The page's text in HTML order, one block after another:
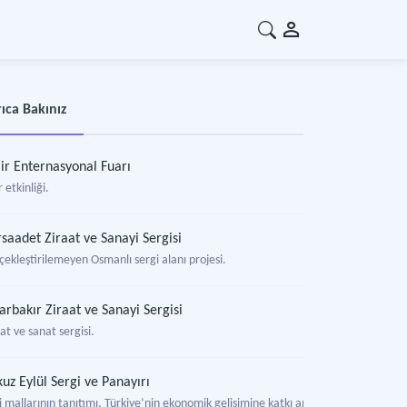
Bakınız
Enternasyonal Fuarı
etkinliği.
Ziraat ve Sanayi Sergisi
Osmanlı sergi alanı projesi.
Ziraat ve Sanayi Sergisi
ve sanat sergisi.
Eylül Sergi ve Panayırı
mallarının tanıtımı, Türkiye’nin ekonomik gelişimine katkı amacıyla